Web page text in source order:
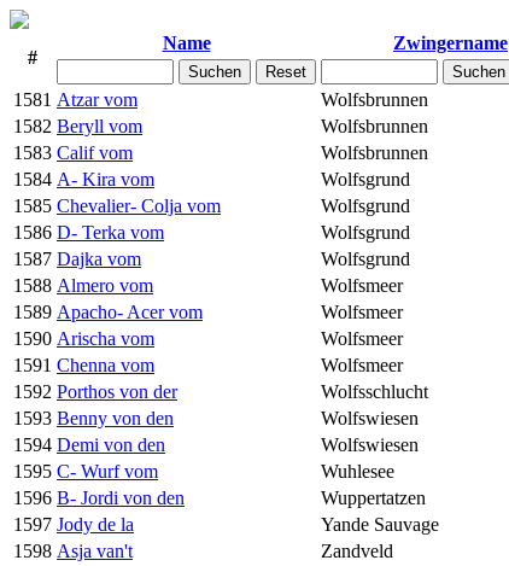
#
Name Zwingername
1581 Atzar vom Wolfsbrunnen
1582 Beryll vom
Wolfsbrunnen
1583 Calif vom
Wolfsbrunnen
1584 A- Kira vom
Wolfsgrund
1585 Chevalier- Colja vom Wolfsgrund
1586 D- Terka vom
Wolfsgrund
1587 Dajka vom
Wolfsgrund
1588 Almero vom
Wolfsmeer
1589 Apacho- Acer vom Wolfsmeer
1590 Arischa vom
Wolfsmeer
1591 Chenna vom
Wolfsmeer
1592 Porthos von der
Wolfsschlucht
1593 Benny von den Wolfswiesen
1594 Demi von den Wolfswiesen
1595 C- Wurf vom Wuhlesee
1596 B- Jordi von den
Wuppertatzen
1597 Jody de la
Yande Sauvage
1598 Asja van't
Zandveld